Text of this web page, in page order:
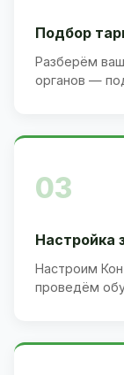
Подбор
Разберём
органов —
03
Настройка
Настроим
проведём